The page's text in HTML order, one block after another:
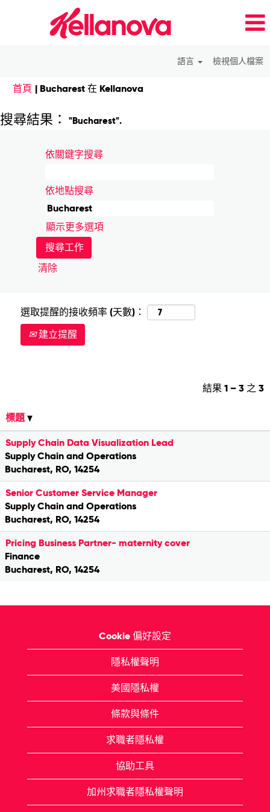
語言 檢視個人檔案
首頁 | Bucharest 在 Kellanova(目
搜尋結果： "Bucharest".
依關鍵字搜尋
依地點搜尋
顯示更多選項
清除
選取提醒的接收頻率 (天數)：
建立提醒
結果 1 – 3 之 3
標題
Supply Chain Data Visualization Lead
Supply Chain and Operations
Bucharest, RO, 14254
Senior Customer Service Manager
Supply Chain and Operations
Bucharest, RO, 14254
Pricing Business Partner- maternity cover
Finance
Bucharest, RO, 14254
Cookie 偏好設定
隱私權聲明
美國隱私權
條款與條件
求職者隱私權
協助工具
加州求職者隱私權聲明